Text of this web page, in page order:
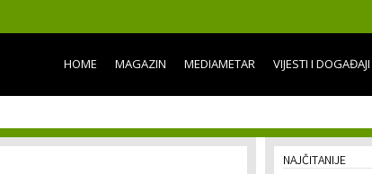
content
HOME MAGAZIN MEDIAMETAR VIJESTI I DOGAĐAJI
NAJČITANIJE